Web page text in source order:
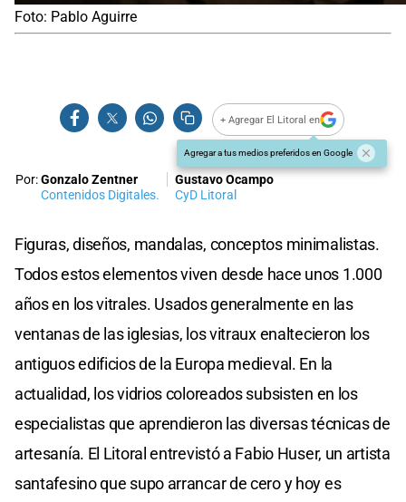
Foto: Pablo Aguirre
+ Agregar El Litoral en
Agregar a tus medios preferidos en Google
Por:Gonzalo Zentner
Contenidos Digitales.
Gustavo Ocampo
CyD Litoral
Figuras, diseños, mandalas, conceptos minimalistas.
Todos estos elementos viven desde hace unos 1.000
años en los vitrales. Usados generalmente en las
ventanas de las iglesias, los vitraux enaltecieron los
antiguos edificios de la Europa medieval. En la
actualidad, los vidrios coloreados subsisten en los
especialistas que aprendieron las diversas técnicas de
artesanía. El Litoral entrevistó a Fabio Huser, un artista
santafesino que supo arrancar de cero y hoy es